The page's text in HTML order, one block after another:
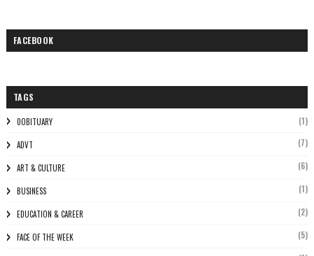
FACEBOOK
TAGS
0OBITUARY (1)
ADVT (7)
ART & CULTURE (6)
BUSINESS (1)
EDUCATION & CAREER (2)
FACE OF THE WEEK (5)